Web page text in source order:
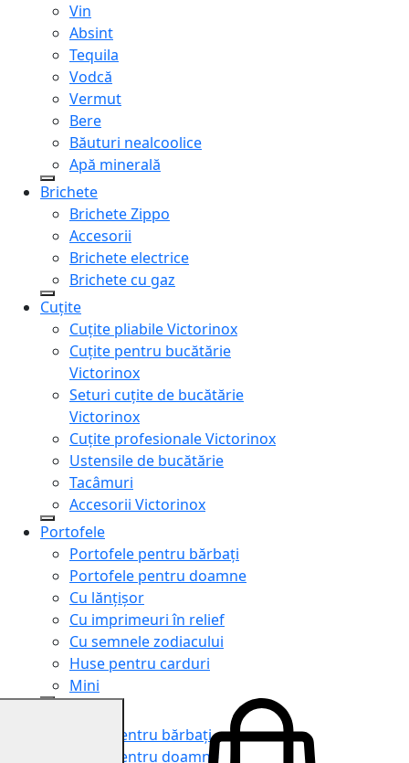
Vin
Absint
Tequila
Vodcă
Vermut
Bere
Băuturi nealcoolice
Apă minerală
Brichete
Brichete Zippo
Accesorii
Brichete electrice
Brichete cu gaz
Cuțite
Cuțite pliabile Victorinox
Cuțite pentru bucătărie
Victorinox
Seturi cuțite de bucătărie
Victorinox
Cuțite profesionale Victorinox
Ustensile de bucătărie
Tacâmuri
Accesorii Victorinox
Portofele
Portofele pentru bărbați
Portofele pentru doamne
Cu lănțișor
Cu imprimeuri în relief
Cu semnele zodiacului
Huse pentru carduri
Mini
Genți pentru bărbați
Genți pentru doamne